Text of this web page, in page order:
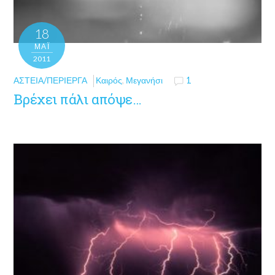
18
ΜΑΪ́
2011
ΑΣΤΕΊΑ/ΠΕΡΊΕΡΓΑ Καιρός, Μεγανήσι 1
Βρέχει πάλι απόψε…